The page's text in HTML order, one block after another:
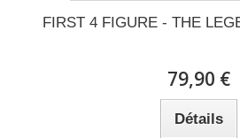
FIRST 4 FIGURE - THE
79,90 €
Détails